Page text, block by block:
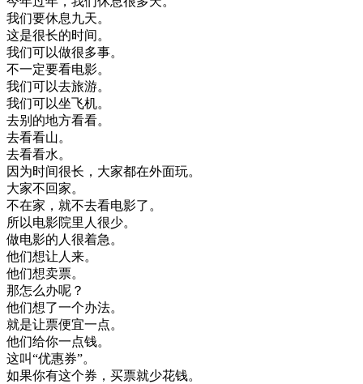
我们要休息九天。
这是很长的时间。
我们可以做很多事。
不一定要看电影。
我们可以去旅游。
我们可以坐飞机。
去别的地方看看。
去看看山。
去看看水。
因为时间很长 ， 大家都在外面玩。
大家不回家。
不在家 ， 就不去看电影了。
所以电影院里 人很少。
做电影的人很着急。
他们想让人来。
他们想卖票。
那怎么办呢 ？
他们想了一个办法。
就是让票便宜一点。
他们给你一点钱。
这叫“优惠券”。
如果你有这个券 ， 买票就少花钱。